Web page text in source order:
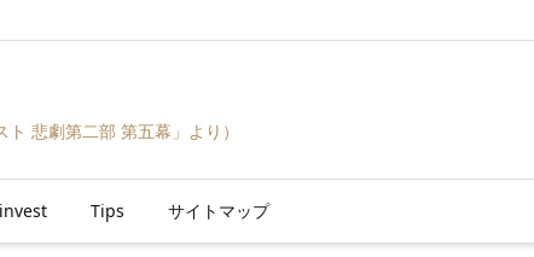
悲劇第二部 第五幕」より）
Tips サイトマップ